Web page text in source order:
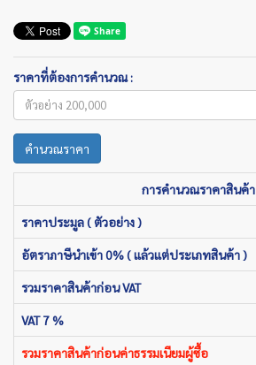
ราคาที่ต้องการคำนวณ :
คำนวณราคา
การคำนวณราคาสินค้า
ราคาประมูล ( ตัวอย่าง )
อัตราภาษีนำเข้า 0% ( แล้วแต่ประเภทสินค้า )
รวมราคาสินค้าก่อน VAT
VAT 7 %
รวมราคาสินค้าก่อนค่าธรรมเนียมผู้ซื้อ